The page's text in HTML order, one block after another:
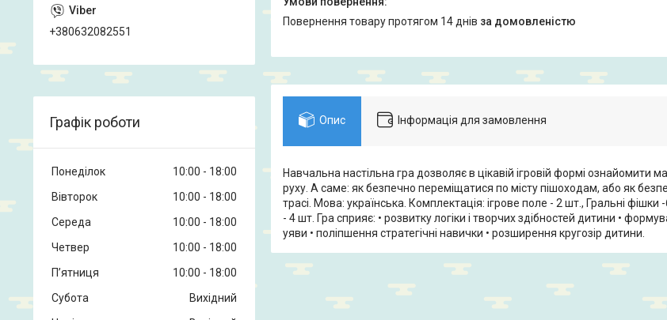
повернення товару протягом 14 днів за домовленістю
Опис Інформація для замовлення
Навчальна настільна гра дозволяє в цікавій ігровій формі
руху. А саме: як безпечно переміщатися по місту пішоходам, або як
трасі. Мова: українська. Комплектація: ігрове поле - 2 шт., Гральні
- 4 шт. Гра сприяє: • розвитку логіки і творчих здібностей дитини •
уяви • поліпшення стратегічні навички • розширення кругозір дитини.
+380632082551
Графік роботи
Понеділок 10:00
18:00
Вівторок
10:00
18:00
Середа
10:00
18:00
Четвер
10:00
18:00
Пʼятниця
10:00
18:00
Субота
Вихідний